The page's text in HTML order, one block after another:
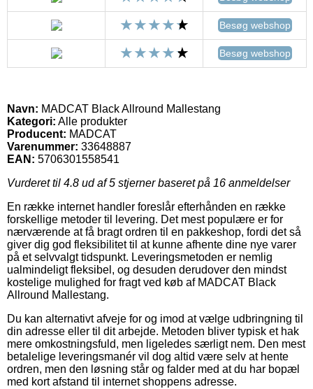
Besøg webshop
Besøg webshop
Navn: MADCAT Black Allround Mallestang
Kategori: Alle produkter
Producent: MADCAT
Varenummer: 33648887
EAN: 5706301558541
Vurderet til 4.8 ud af 5 stjerner baseret på 16 anmeldelser
En række internet handler foreslår efterhånden en række
forskellige metoder til levering. Det mest populære er for
nærværende at få bragt ordren til en pakkeshop, fordi det så
giver dig god fleksibilitet til at kunne afhente dine nye varer
på et selvvalgt tidspunkt. Leveringsmetoden er nemlig
ualmindeligt fleksibel, og desuden derudover den mindst
kostelige mulighed for fragt ved køb af MADCAT Black
Allround Mallestang.
Du kan alternativt afveje for og imod at vælge udbringning til
din adresse eller til dit arbejde. Metoden bliver typisk et hak
mere omkostningsfuld, men ligeledes særligt nem. Den mest
betalelige leveringsmanér vil dog altid være selv at hente
ordren, men den løsning står og falder med at du har bopæl
med kort afstand til internet shoppens adresse.